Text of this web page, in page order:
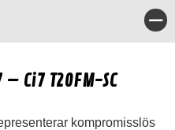
Ci7 T20FM-SC
kompromisslös